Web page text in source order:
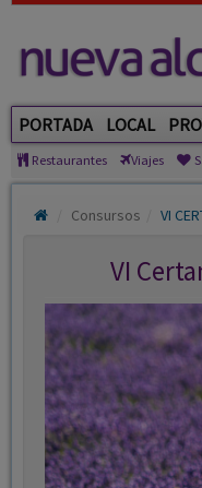
PORTADA LOCAL
Restaurantes Viajes
Consursos VI
VI